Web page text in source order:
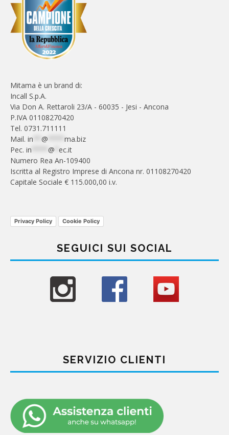
Mitama è un brand di:
Incall S.p.A.
Via Don A. Rettaroli 23/A - 60035 - Jesi - Ancona
P.IVA 01108270420
Tel. 0731.711111
Mail. in @
ma.biz
Pec. in @ ec.it
Numero Rea An-109400
Iscritta al Registro Imprese di Ancona nr. 01108270420
Capitale Sociale € 115.000,00 i.v.
Privacy Policy Cookie Policy
SEGUICI SUI SOCIAL
SERVIZIO CLIENTI